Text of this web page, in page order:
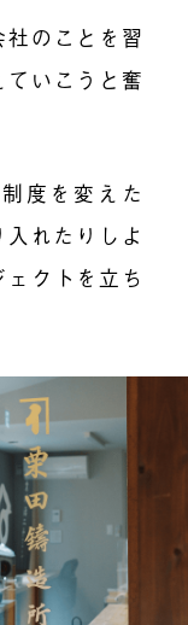
のことを習
いこうと奮
度を変えた
れたりしよ
クトを立ち